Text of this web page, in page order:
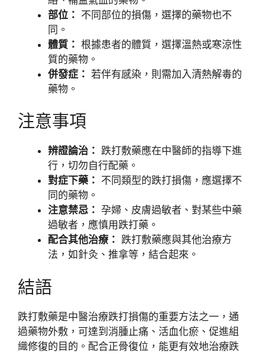
部位： 不同部位的損傷，選擇的藥物也不
同。
體質： 根據患者的體質，選擇溫熱或寒涼性
質的藥物。
併發症： 若伴有感染，則需加入清熱解毒的
藥物。
注意事項
辨證論治： 跌打敷藥應在中醫師的指導下進
行，切勿自行配藥。
對症下藥： 不同類型的跌打損傷，應選擇不
同的藥物。
注意禁忌： 孕婦、皮膚過敏者、對某些中藥
過敏者，應慎用跌打藥。
配合其他治療： 跌打敷藥應與其他治療方
法，如針灸、推拿等，結合起來。
結語
跌打敷藥是中醫治療跌打損傷的重要方法之一，通
過藥物外敷，可達到消腫止痛、活血化瘀、促進組
織修復的目的。配合正骨復位，能更有效地治療跌